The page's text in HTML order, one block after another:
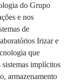
do Grupo
e nos
de
Irizar e
que
implícitos
armazenamento